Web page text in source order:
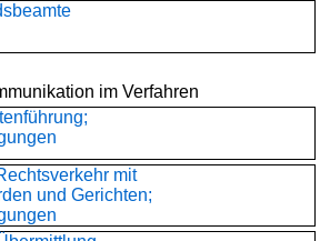
im Verfahren
mit
und Gerichten;